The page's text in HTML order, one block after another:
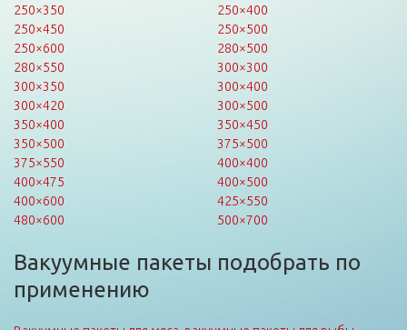
250×350
250×400
250×450
250×500
250×600
280×500
280×550
300×300
300×350
300×400
300×420
300×500
350×400
350×450
350×500
375×500
375×550
400×400
400×475
400×500
400×600
425×550
480×600
500×700
Вакуумные пакеты подобрать по
применению